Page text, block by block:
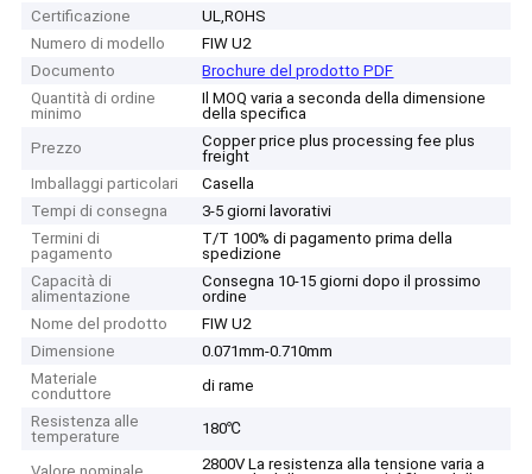
Certificazione
UL,ROHS
Numero di modello
FIW U2
Documento
Brochure del prodotto PDF
Quantità di ordine
minimo
Il MOQ varia a seconda della dimensione
della specifica
Prezzo
Copper price plus processing fee plus
freight
Imballaggi particolari
Casella
Tempi di consegna
3-5 giorni lavorativi
Termini di
pagamento
T/T 100% di pagamento prima della
spedizione
Capacità di
alimentazione
Consegna 10-15 giorni dopo il prossimo
ordine
Nome del prodotto
FIW U2
Dimensione
0.071mm-0.710mm
Materiale
conduttore
di rame
Resistenza alle
temperature
180℃
2800V La resistenza alla tensione varia a